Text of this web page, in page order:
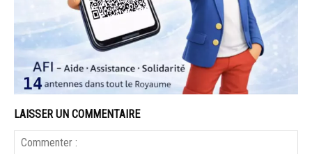
LAISSER UN COMMENTAIRE